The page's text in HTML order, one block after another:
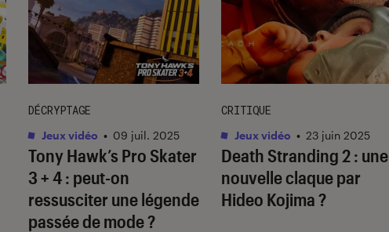
Tony Hawk’s Pro Skater
3 + 4: peut-on
ressusciter une légende
passée de mode ?
DÉCRYPTAGE
Jeux vidéo • 09 juil. 2025
Death Stranding 2: une
nouvelle claque par
Hideo Kojima ?
CRITIQUE
Jeux vidéo • 23 juin 2025